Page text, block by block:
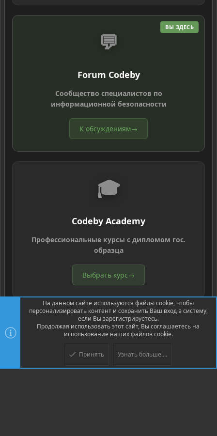
ВЫ ЗДЕСЬ
💬
Forum Codeby
Сообщество специалистов по
информационной безопасности
К обсуждениям→
🎓
Codeby Academy
Профессиональные курсы с дипломом гос.
образца
Выбрать курс→
Community platform by XenForo ® © 2010-2026 XenForo Ltd.
© Jason Axelrod of 8WAYRUN
На данном сайте используются файлы cookie, чтобы
персонализировать контент и сохранить Ваш вход в систему,
если Вы зарегистрируетесь.
Продолжая использовать этот сайт, Вы соглашаетесь на
использование наших файлов cookie.
Принять Узнать больше....